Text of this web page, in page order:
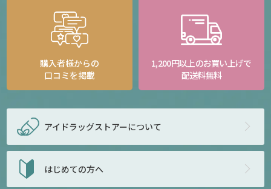
購入者様からの
口コミを掲載
1,200円以上のお買い上げで
配送料無料
アイドラッグストアーについて
はじめての方へ